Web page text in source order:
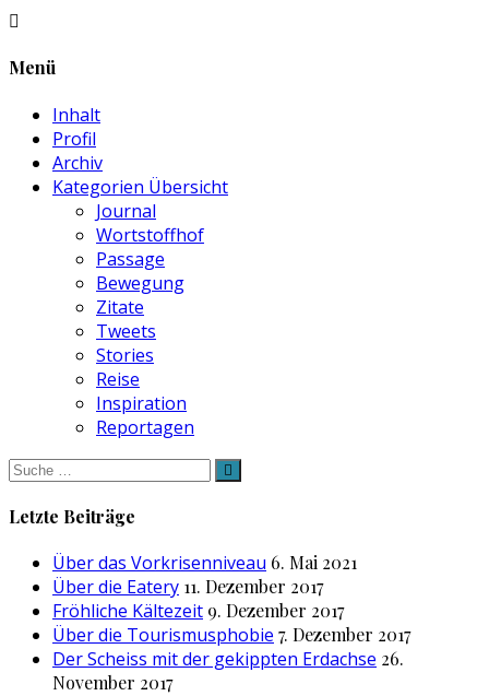
Menü
Inhalt
Profil
Archiv
Kategorien Übersicht
Journal
Wortstoffhof
Passage
Bewegung
Zitate
Tweets
Stories
Reise
Inspiration
Reportagen
Suche
nach:
Letzte Beiträge
Über das Vorkrisenniveau 6. Mai 2021
Über die Eatery 11. Dezember 2017
Fröhliche Kältezeit 9. Dezember 2017
Über die Tourismusphobie 7. Dezember 2017
Der Scheiss mit der gekippten Erdachse 26.
November 2017